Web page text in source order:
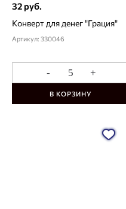
32 руб.
Конверт для денег "Грация"
Артикул: 330046
- +
В КОРЗИНУ